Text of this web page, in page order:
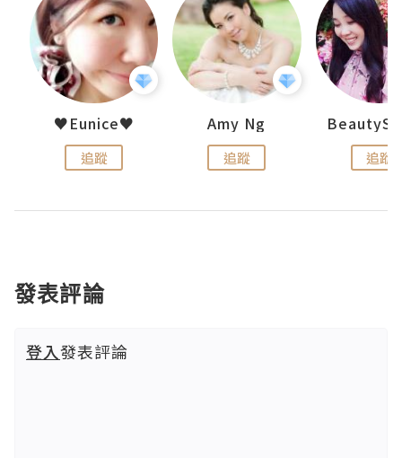
♥Eunice♥
追蹤
Amy Ng
追蹤 追蹤
發表評論
登入發表評論